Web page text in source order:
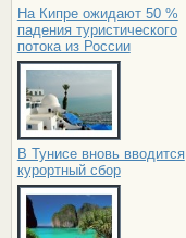
На Кипре ожидают 50 %
падения туристического
потока из России
В Тунисе вновь вводится
курортный сбор